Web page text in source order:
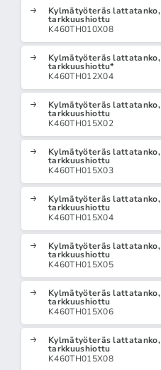
Kylmätyöteräs lattatanko,
tarkkuushiottu
K460TH010X08
Kylmätyöteräs lattatanko,
tarkkuushiottu*
K460TH012X04
Kylmätyöteräs lattatanko,
tarkkuushiottu
K460TH015X02
Kylmätyöteräs lattatanko,
tarkkuushiottu
K460TH015X03
Kylmätyöteräs lattatanko,
tarkkuushiottu
K460TH015X04
Kylmätyöteräs lattatanko,
tarkkuushiottu
K460TH015X05
Kylmätyöteräs lattatanko,
tarkkuushiottu
K460TH015X06
Kylmätyöteräs lattatanko,
tarkkuushiottu
K460TH015X08